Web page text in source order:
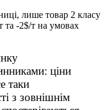
лише товар 2 класу
-2$/т на умовах
ціни
таки
з зовнішнім